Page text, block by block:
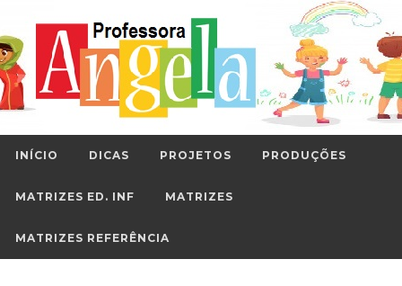
INÍCIO DICAS PROJETOS PRODUÇÕES
MATRIZES ED. INF MATRIZES
MATRIZES REFERÊNCIA